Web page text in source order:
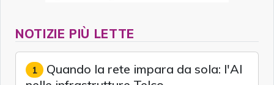
NOTIZIE PIÙ LETTE
1 Quando la rete impara da sola: l'AI